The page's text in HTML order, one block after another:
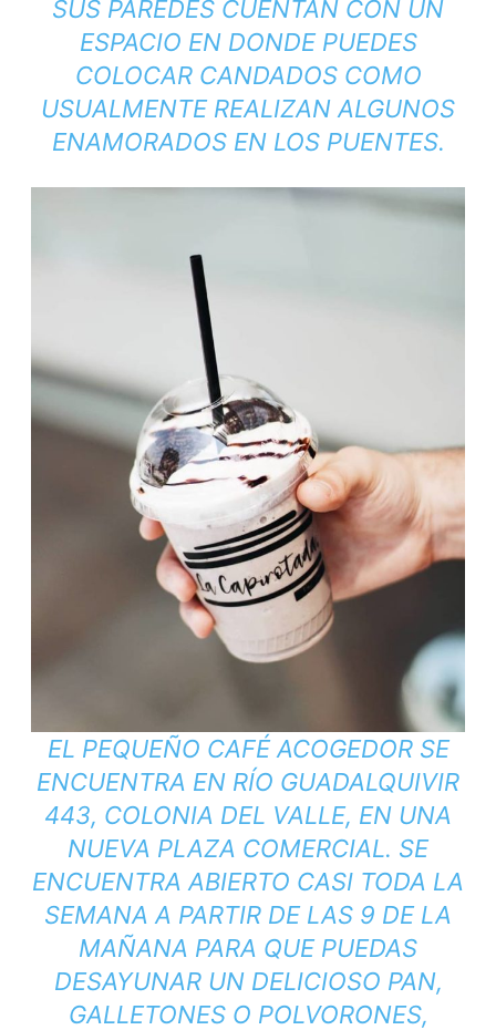
SUS PAREDES CUENTAN CON UN
ESPACIO EN DONDE PUEDES
COLOCAR CANDADOS COMO
USUALMENTE REALIZAN ALGUNOS
ENAMORADOS EN LOS PUENTES.
EL PEQUEÑO CAFÉ ACOGEDOR SE
ENCUENTRA EN RÍO GUADALQUIVIR
443, COLONIA DEL VALLE, EN UNA
NUEVA PLAZA COMERCIAL. SE
ENCUENTRA ABIERTO CASI TODA LA
SEMANA A PARTIR DE LAS 9 DE LA
MAÑANA PARA QUE PUEDAS
DESAYUNAR UN DELICIOSO PAN,
GALLETONES O POLVORONES,